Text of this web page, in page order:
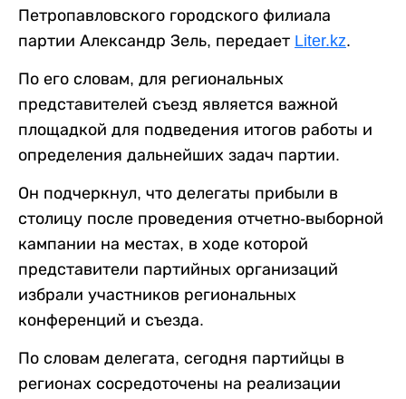
Петропавловского городского филиала
партии Александр Зель, передает Liter.kz.
По его словам, для региональных
представителей съезд является важной
площадкой для подведения итогов работы и
определения дальнейших задач партии.
Он подчеркнул, что делегаты прибыли в
столицу после проведения отчетно-выборной
кампании на местах, в ходе которой
представители партийных организаций
избрали участников региональных
конференций и съезда.
По словам делегата, сегодня партийцы в
регионах сосредоточены на реализации